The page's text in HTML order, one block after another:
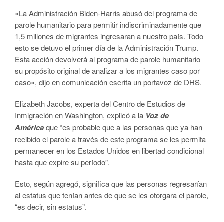
«La Administración Biden-Harris abusó del programa de
parole humanitario para permitir indiscriminadamente que
1,5 millones de migrantes ingresaran a nuestro país. Todo
esto se detuvo el primer día de la Administración Trump.
Esta acción devolverá al programa de parole humanitario
su propósito original de analizar a los migrantes caso por
caso», dijo en comunicación escrita un portavoz de DHS.
Elizabeth Jacobs, experta del Centro de Estudios de
Inmigración en Washington, explicó a la Voz de
Américaque “es probable que a las personas que ya han
recibido el parole a través de este programa se les permita
permanecer en los Estados Unidos en libertad condicional
hasta que expire su período”.
Esto, según agregó, significa que las personas regresarían
al estatus que tenían antes de que se les otorgara el parole,
“es decir, sin estatus”.